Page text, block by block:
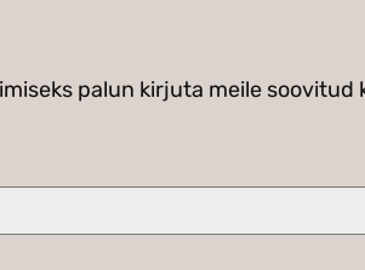
palun kirjuta meile soovitud